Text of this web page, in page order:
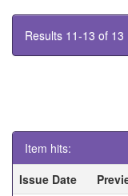
Results 11-13 of
Item hits:
Issue Date